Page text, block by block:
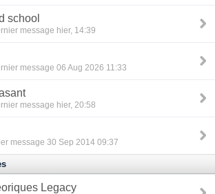
school
message hier, 14:39
message 06 Aug 2026 11:33
message hier, 20:58
message 30 Sep 2014 09:37
Legacy